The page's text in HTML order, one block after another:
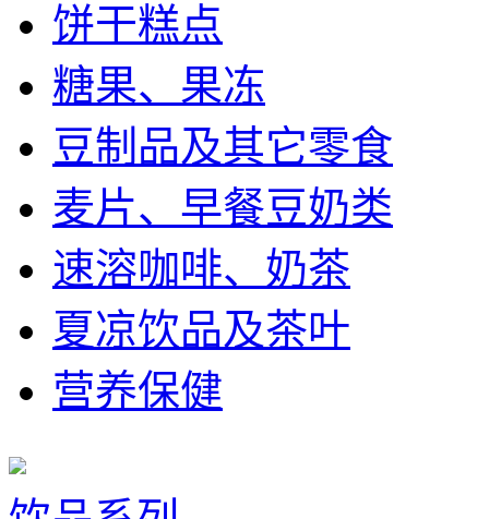
饼干糕点
糖果、果冻
豆制品及其它零食
麦片、早餐豆奶类
速溶咖啡、奶茶
夏凉饮品及茶叶
营养保健